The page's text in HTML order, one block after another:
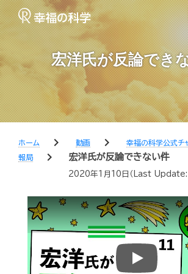
宏洋氏が反論でき
ホーム chevron_right 動画 chevron_right 幸福の科学公式チ
報局
chevron_right 宏洋氏が反論できない件
2020年1月10日 （Last Update:
Play